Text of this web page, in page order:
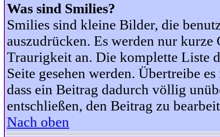
Was sind Smilies?
Smilies sind kleine Bilder, die
auszudrücken. Es werden nur
Traurigkeit an. Die komplette Liste
Seite gesehen werden. Übertreibe
dass ein Beitrag dadurch völlig
entschließen, den Beitrag zu
Nach oben